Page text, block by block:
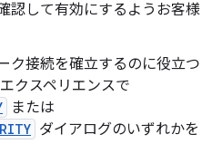
認して有効にするようお客様
ク接続を確立するのに役立つ
クスペリエンスで
または
ダイアログのいずれかを